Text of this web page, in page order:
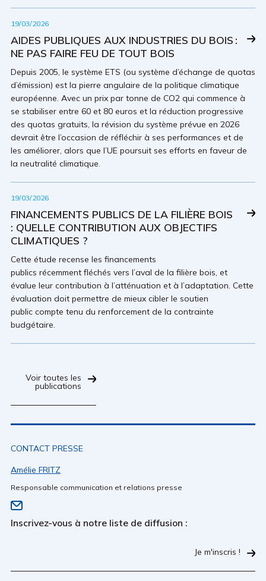
19/03/2026
AIDES PUBLIQUES AUX INDUSTRIES DU BOIS :
NE PAS FAIRE FEU DE TOUT BOIS
Depuis 2005, le système ETS (ou système d’échange de quotas
d’émission) est la pierre angulaire de la politique climatique
européenne. Avec un prix par tonne de CO2 qui commence à
se stabiliser entre 60 et 80 euros et la réduction progressive
des quotas gratuits, la révision du système prévue en 2026
devrait être l’occasion de réfléchir à ses performances et de
les améliorer, alors que l’UE poursuit ses efforts en faveur de
la neutralité climatique.
19/03/2026
FINANCEMENTS PUBLICS DE LA FILIÈRE BOIS
: QUELLE CONTRIBUTION AUX OBJECTIFS
CLIMATIQUES ?
Cette étude recense les financements
publics récemment fléchés vers l’aval de la filière bois, et
évalue leur contribution à l’atténuation et à l’adaptation. Cette
évaluation doit permettre de mieux cibler le soutien
public compte tenu du renforcement de la contrainte
budgétaire.
Voir toutes les
publications
CONTACT PRESSE
Amélie FRITZ
Responsable communication et relations presse
Inscrivez-vous à notre liste de diffusion :
Je m'inscris !